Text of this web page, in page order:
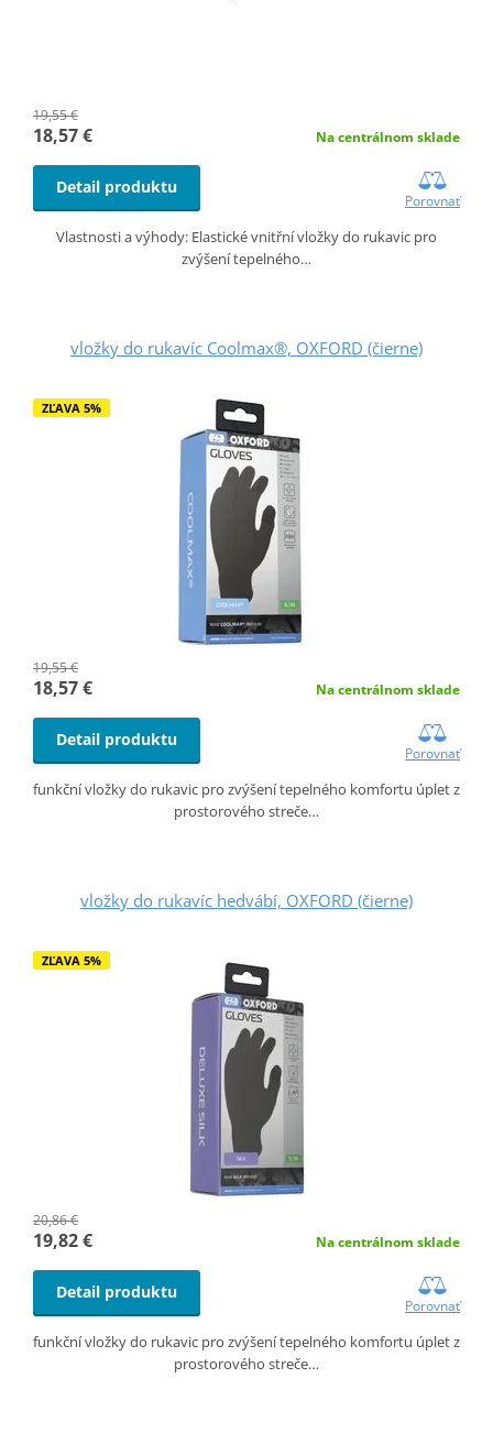
19,55 €
18,57 € Na centrálnom sklade
Detail produktu
Porovnať
Vlastnosti a výhody: Elastické vnitřní vložky do rukavic pro
zvýšení tepelného…
vložky do rukavíc Coolmax®, OXFORD (čierne)
ZĽAVA 5%
19,55 €
18,57 € Na centrálnom sklade
Detail produktu
Porovnať
funkční vložky do rukavic pro zvýšení tepelného komfortu úplet z
prostorového streče…
vložky do rukavíc hedvábí, OXFORD (čierne)
ZĽAVA 5%
20,86 €
19,82 € Na centrálnom sklade
Detail produktu
Porovnať
funkční vložky do rukavic pro zvýšení tepelného komfortu úplet z
prostorového streče…